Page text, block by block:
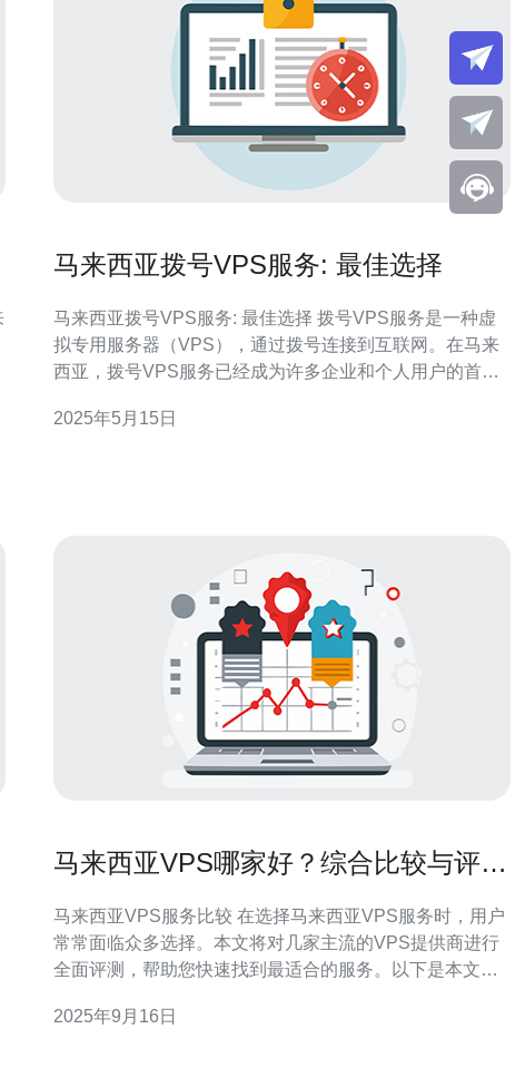
马来西亚拨号VPS服务: 最佳选择
马来西亚拨号VPS服务: 最佳选择 拨号VPS服务是一种虚
拟专用服务器（VPS），通过拨号连接到互联网。在马来
西亚，拨号VPS服务已经成为许多企业和个人用户的首
联网连接方式相比，拨号VPS服务具有许多优势。首先，
2025年5月15日
马来西亚VPS哪家好？综合比较与评测
马来西亚VPS服务比较 在选择马来西亚VPS服务时，用户
常常面临众多选择。本文将对几家主流的VPS提供商进行
全面评测，帮助您快速找到最适合的服务。以下是本文的
2025年9月16日